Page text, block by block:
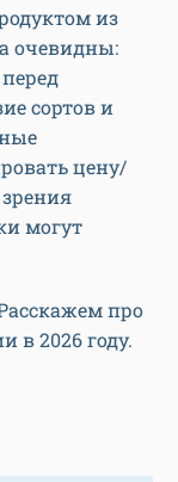
из
очевидны:
сортов и
цену/
могут
про
в 2026 году.